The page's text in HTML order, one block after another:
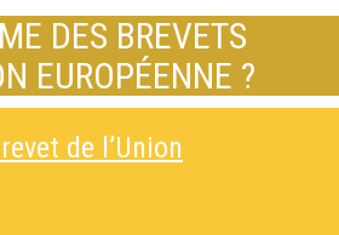
DES BREVETS
EUROPÉENNE ?
de l’Union